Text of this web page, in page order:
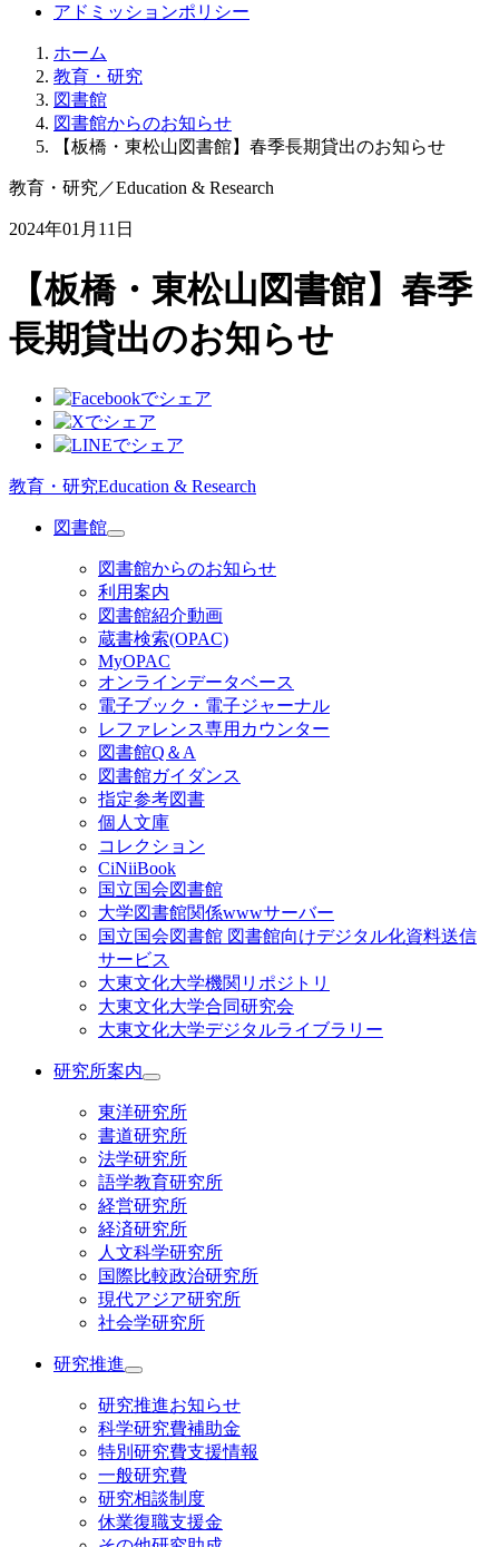
アドミッションポリシー
ホーム
教育・研究
図書館
図書館からのお知らせ
【板橋・東松山図書館】春季長期貸出のお知らせ
教育・研究 ／Education & Research
2024年01月11日
【板橋・東松山図書館】春季
長期貸出のお知らせ
教育・研究Education & Research
図書館
図書館からのお知らせ
利用案内
図書館紹介動画
蔵書検索(OPAC)
MyOPAC
オンラインデータベース
電子ブック・電子ジャーナル
レファレンス専用カウンター
図書館Q＆A
図書館ガイダンス
指定参考図書
個人文庫
コレクション
CiNiiBook
国立国会図書館
大学図書館関係wwwサーバー
国立国会図書館 図書館向けデジタル化資料送信
サービス
大東文化大学機関リポジトリ
大東文化大学合同研究会
大東文化大学デジタルライブラリー
研究所案内
東洋研究所
書道研究所
法学研究所
語学教育研究所
経営研究所
経済研究所
人文科学研究所
国際比較政治研究所
現代アジア研究所
社会学研究所
研究推進
研究推進お知らせ
科学研究費補助金
特別研究費支援情報
一般研究費
研究相談制度
休業復職支援金